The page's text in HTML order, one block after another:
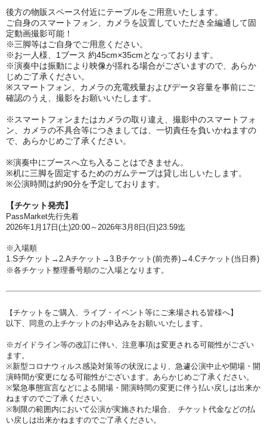
後方の物販スペース付近にテーブルをご用意いたします。
ご自身のスマートフォン、カメラを設置していただき全編通して固
定動画撮影可能！
※三脚等はご自身でご用意ください。
※お一人様、1ブース 約45cm×35cmとなっております。
※演奏中は振動により映像が揺れる場合がございますので、あらか
じめご了承ください。
※スマートフォン、カメラの充電残量およびデータ容量を事前にご
確認のうえ、撮影をお願いいたします。
※スマートフォン またはカメラの取り違え、撮影中のスマートフォ
ン、カメラの不具合等につきましては、 一切責任を負いかねますの
で、あらかじめご了承ください。
※演奏中にブースへ立ち入ることはできません。
※机に三脚を固定するためのガムテープは貸し出しいたします。
※公演時間は約90分を予定しております。
【チケット発売】
PassMarket先行先着
2026年1月17日(土)20:00～2026年3月8日(日)23:59迄
※入場順
1.Sチケット →2.Aチケット →3. Bチケット(前売券)→4.Cチケット(当日券)
※各チケット 整理番号順のご入場となります。
【チケットをご購入、ライブ・イベント等にご来場される皆様へ】
以下、同意の上チケットのお申込みをお願いいたします。
※ガイドライン等の改訂に伴い、注意事項は変更される可能性がござい
ます。
※新型コロナウィルス感染対策等の状況により、急遽公演中止や開場・開
演時間が変更になる可能性がございます。あらかじめご了承ください。
※緊急事態宣言などによる開場・開演時間の変更に伴う払い戻しは出来か
ねますのでご了承ください。
※制限の範囲内において公演が実施された場合、 チケット代金などの払
い戻しは出来かねますのでご了承ください。